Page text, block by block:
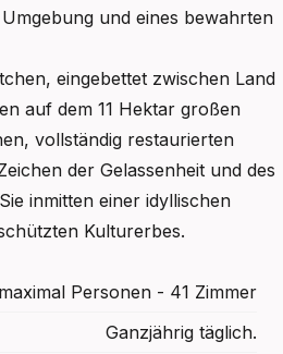
und eines bewahrten
eingebettet zwischen Land
auf dem 11 Hektar großen
vollständig restaurierten
der Gelassenheit und des
inmitten einer idyllischen
Kulturerbes.
Personen - 41 Zimmer
Ganzjährig täglich.